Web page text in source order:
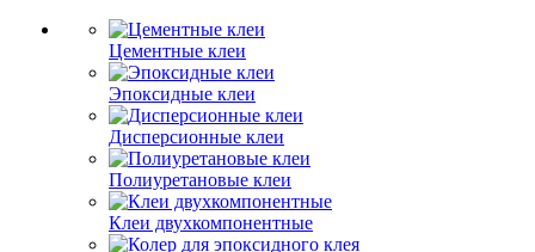
Цементные клеи
Эпоксидные клеи
Дисперсионные клеи
Полиуретановые клеи
Клеи двухкомпонентные